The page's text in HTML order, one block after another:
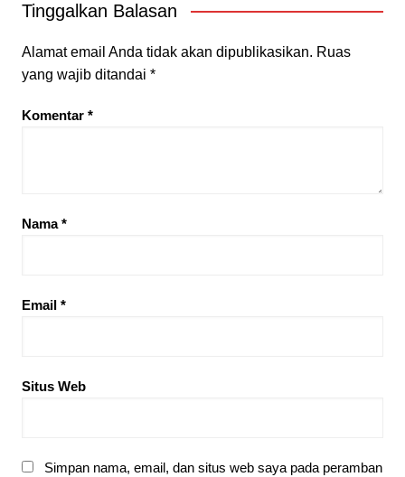
Tinggalkan Balasan
Alamat email Anda tidak akan dipublikasikan. Ruas
yang wajib ditandai *
Komentar *
Nama*
Email *
Situs Web
Simpan nama, email, dan situs web saya pada peramban